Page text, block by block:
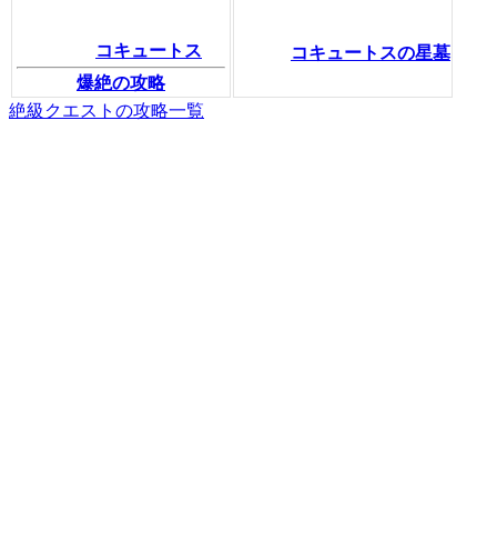
コキュートス
爆絶の攻略
コキュートスの星墓
絶級クエストの攻略一覧